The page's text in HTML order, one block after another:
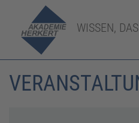
WISSEN,